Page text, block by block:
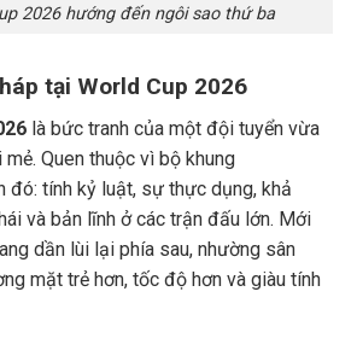
2026 hướng đến ngôi sao thứ ba
tại World Cup 2026
là bức tranh của một đội tuyển vừa
Quen thuộc vì bộ khung
đó: tính kỷ luật, sự thực dụng, khả
và bản lĩnh ở các trận đấu lớn. Mới
dần lùi lại phía sau, nhường sân
mặt trẻ hơn, tốc độ hơn và giàu tính